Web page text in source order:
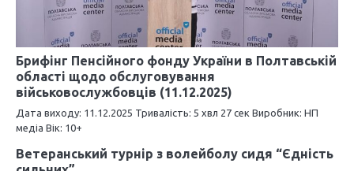
Брифінг Пенсійного фонду України в Полтавській
області щодо обслуговування
військовослужбовців (11.12.2025)
Дата виходу: 11.12.2025 Тривалість: 5 хвл 27 сек Виробник: НП
медіа Вік: 10+
Ветеранський турнір з волейболу сидя “Єдність